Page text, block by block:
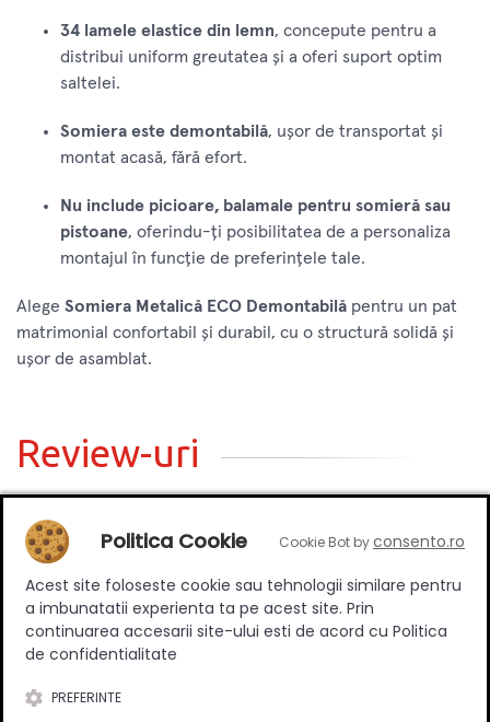
34 lamele elastice din lemn, concepute pentru a
distribui uniform greutatea și a oferi suport optim
saltelei.
Somiera este demontabilă, ușor de transportat și
montat acasă, fără efort.
Nu include picioare, balamale pentru somieră sau
pistoane, oferindu-ți posibilitatea de a personaliza
montajul în funcție de preferințele tale.
Alege Somiera Metalică ECO Demontabilă pentru un pat
matrimonial confortabil și durabil, cu o structură solidă și
ușor de asamblat.
Review-uri
Deții sau ai utilizat produsul?
Politica Cookie Cookie Bot byconsento.ro
Acest site foloseste cookie sau tehnologii similare pentru
a imbunatatii experienta ta pe acest site. Prin
continuarea accesarii site-ului esti de acord cu Politica
de confidentialitate
PREFERINTE